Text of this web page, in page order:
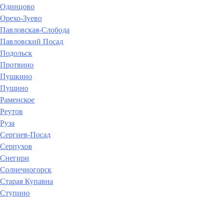
Одинцово
Орехо-Зуево
Павловская-Слобода
Павловский Посад
Подольск
Протвино
Пушкино
Пущино
Раменское
Реутов
Руза
Сергиев-Посад
Серпухов
Снегири
Солнечногорск
Старая Купавна
Ступино